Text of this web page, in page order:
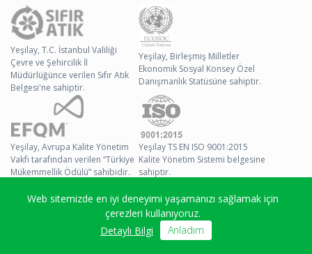
Web sitemizde en iyi deneyimi yaşamanızı sağlamak için
çerezleri kullanıyoruz.
Detaylı Bilgi
Anladım
Yeşilay, T.C. İstanbul Valiliği
Çevre ve Şehircilik İl
Müdürlüğünce verilen Sıfır Atık
Belgesi'ne sahiptir.
Yeşilay, Birleşmiş Milletler
Ekonomik Sosyal Konsey Özel
Danışmanlık Statüsüne sahiptir.
Yeşilay, Avrupa Kalite Yönetim
Vakfı tarafından verilen “Türkiye
Mükemmellik Ödülü” sahibidir.
Yeşilay TS EN ISO 9001:2015
Kalite Yönetim Sistemi belgesine
sahiptir.
© 2026 Yeşilay Tüm
Hakları Saklıdır